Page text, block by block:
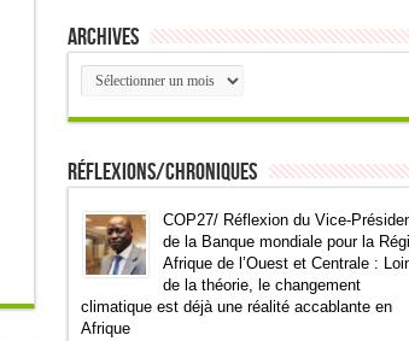
Archives
Archives
Réflexions/Chroniques
COP27/ Réflexion du Vice-
de la Banque mondiale pour la
Afrique de l’Ouest et Centrale :
de la théorie, le changement
climatique est déjà une réalité accablante en
Afrique